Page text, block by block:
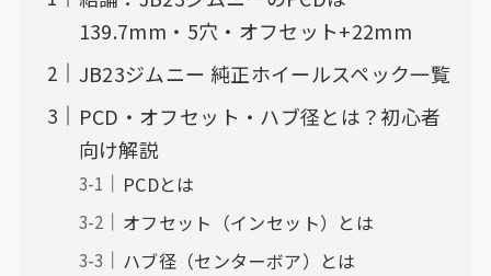
139.7mm・5穴・オフセット+22mm
JB23ジムニー 純正ホイールスペック一覧
PCD・オフセット・ハブ径とは？初心者
向け解説
PCDとは
オフセット（インセット）とは
ハブ径（センターボア）とは